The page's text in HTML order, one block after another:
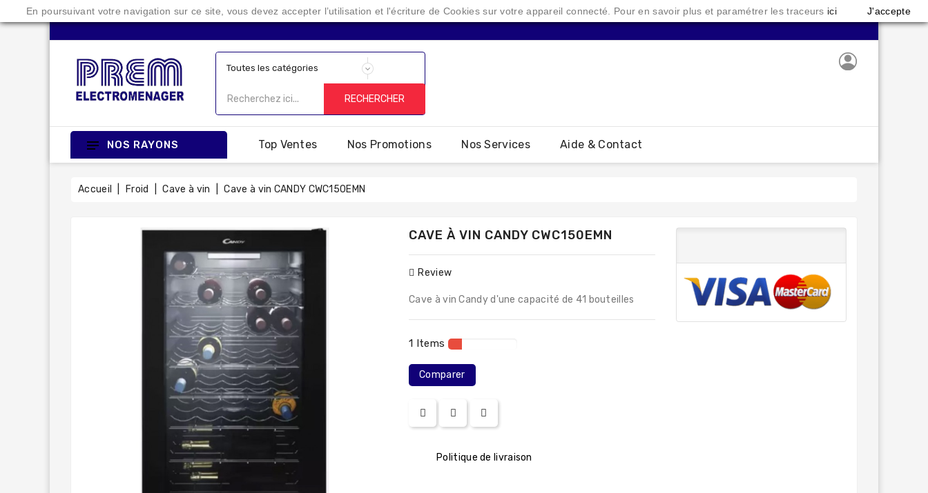
Une enseigne spécialisée dans l'éléctroménager depuis 20 ans
RECHERCHER
NOS RAYONS Top Ventes Nos Promotions Nos Services Aide & Contact
Accueil Froid Cave à vin Cave à vin CANDY CWC150EMN
CAVE À VIN CANDY CWC150EMN
Review
Cave à vin Candy d'une capacité de 41 bouteilles
1 Items
Comparer
Politique de livraison
En poursuivant votre navigation sur ce site, vous devez accepter l’utilisation et l'écriture de Cookies sur votre appareil connecté. Pour en savoir plus et paramétrer les traceurs ici J'accepte